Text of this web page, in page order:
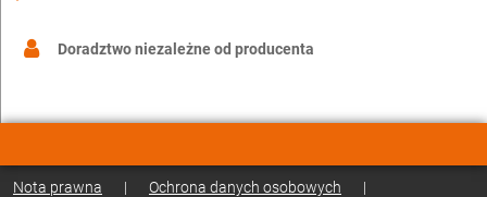
Doradztwo niezależne od producenta
Nota prawna | Ochrona danych osobowych |